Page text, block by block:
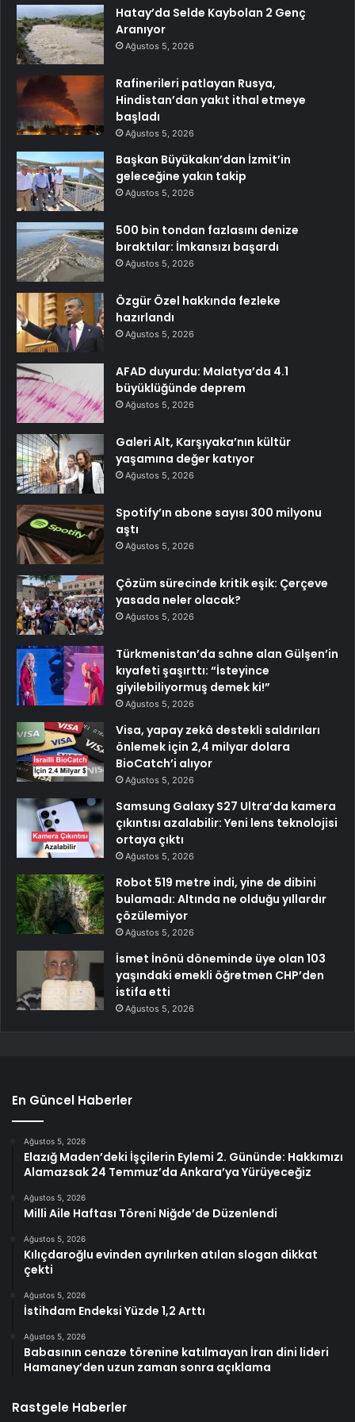
Hatay’da Selde Kaybolan 2 Genç
Aranıyor
Ağustos 5, 2026
Rafinerileri patlayan Rusya,
Hindistan’dan yakıt ithal etmeye
başladı
Ağustos 5, 2026
Başkan Büyükakın’dan İzmit’in
geleceğine yakın takip
Ağustos 5, 2026
500 bin tondan fazlasını denize
bıraktılar: İmkansızı başardı
Ağustos 5, 2026
Özgür Özel hakkında fezleke
hazırlandı
Ağustos 5, 2026
AFAD duyurdu: Malatya’da 4.1
büyüklüğünde deprem
Ağustos 5, 2026
Galeri Alt, Karşıyaka’nın kültür
yaşamına değer katıyor
Ağustos 5, 2026
Spotify’ın abone sayısı 300 milyonu
aştı
Ağustos 5, 2026
Çözüm sürecinde kritik eşik: Çerçeve
yasada neler olacak?
Ağustos 5, 2026
Türkmenistan’da sahne alan Gülşen’in
kıyafeti şaşırttı: “İsteyince
giyilebiliyormuş demek ki!”
Ağustos 5, 2026
Visa, yapay zekâ destekli saldırıları
önlemek için 2,4 milyar dolara
BioCatch’i alıyor
Ağustos 5, 2026
Samsung Galaxy S27 Ultra’da kamera
çıkıntısı azalabilir: Yeni lens teknolojisi
ortaya çıktı
Ağustos 5, 2026
Robot 519 metre indi, yine de dibini
bulamadı: Altında ne olduğu yıllardır
çözülemiyor
Ağustos 5, 2026
İsmet İnönü döneminde üye olan 103
yaşındaki emekli öğretmen CHP’den
istifa etti
Ağustos 5, 2026
En Güncel Haberler
Ağustos 5, 2026
Elazığ Maden’deki İşçilerin Eylemi 2. Gününde: Hakkımızı
Alamazsak 24 Temmuz’da Ankara’ya Yürüyeceğiz
Ağustos 5, 2026
Milli Aile Haftası Töreni Niğde’de Düzenlendi
Ağustos 5, 2026
Kılıçdaroğlu evinden ayrılırken atılan slogan dikkat
çekti
Ağustos 5, 2026
İstihdam Endeksi Yüzde 1,2 Arttı
Ağustos 5, 2026
Babasının cenaze törenine katılmayan İran dini lideri
Hamaney’den uzun zaman sonra açıklama
Rastgele Haberler